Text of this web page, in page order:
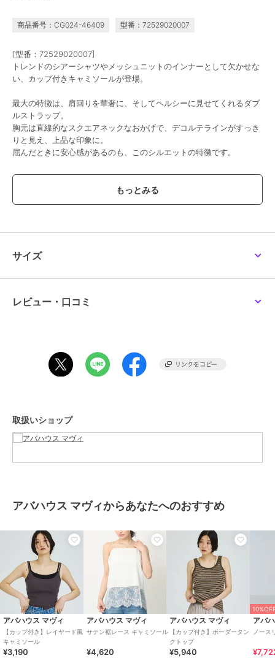
商品番号：CG024-46409 型番：72529020007
[型番：72529020007]
トレンドのシアーシャツやメッシュニットのインナーとして欠かせな
い、カップ付きキャミソールが登場。
最大の特徴は、肩回りを華奢に、そしてヘルシーに見せてくれるダブ
ルストラップ。
胸元は直線的なスクエアネックなおかげで、デコルテラインがすっき
りと見え、上品な印象に。
屈んだときに安心感があるのも、このシルエットの特徴です。
カップは取り外しが可能なので、その時のトップスに合わせてお好み
のホールド感に調整したり、通常のインナーとして着用したりと、汎
用性の高い一枚です。
リングに。
ボトムスのバリエーションも問わず、合わせやすいデザインと素材感
商品カテゴリ トップス ／キャミソール
性別タイプ
レディース
サイズ F
ル63% レーヨン29% ポリウレタン
商品のお取り扱い方法
サイズ
レビュー・口コミ
取扱いショップ
アバハウス マヴィからあなたへのおすすめ
アバハウス マヴィ
【カップ付き】レイヤード風
キャミソール
¥3,190
アバハウス マヴィ
サテン裾レース キャミソール
¥4,620
アバハウス マヴィ
【カップ付き】ボーダータン
クトップ
¥5,940
アバ
ノース